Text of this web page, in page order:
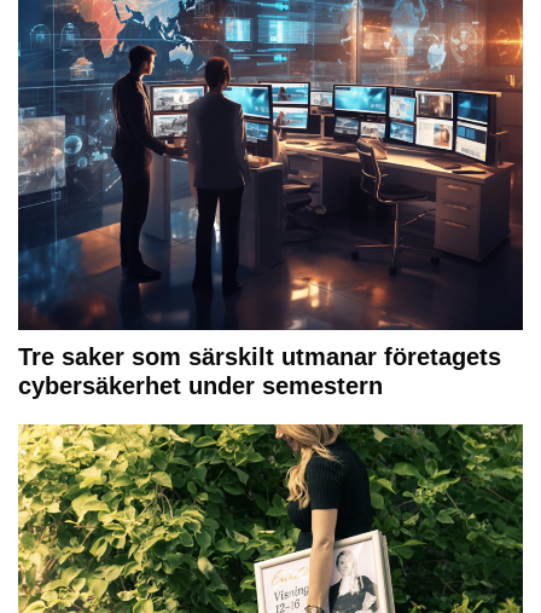
Tre saker som särskilt utmanar företagets
cybersäkerhet under semestern